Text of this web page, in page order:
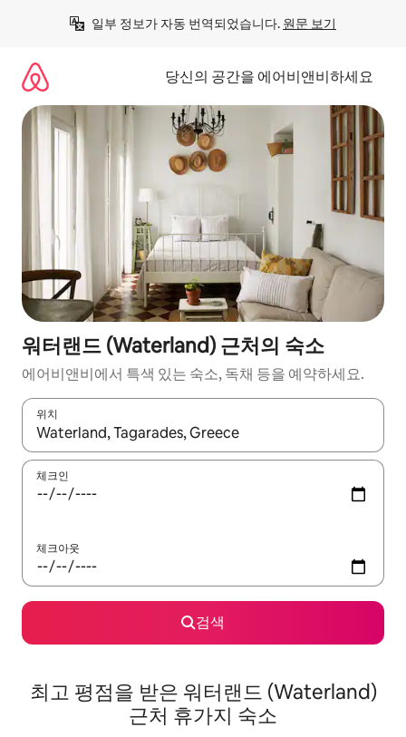
일부 정보가 자동 번역되었습니다. 원문 보기
당신의 공간을 에어비앤비하세요
워터랜드 (Waterland) 근처의 숙소
에어비앤비에서 특색 있는 숙소, 독채 등을 예약하세요.
위치
결과가 나오면 위·아래 화살표 키를 사용하거나 터치 또는 스와이
체크인
체크아웃
검색
최고 평점을 받은 워터랜드 (Waterland)
근처 휴가지 숙소